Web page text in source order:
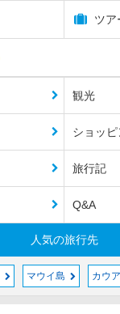
ツア
観光
ショッ
旅行記
Q&A
人気の旅行先
マウイ島 カウ